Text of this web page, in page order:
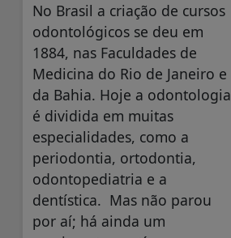
No Brasil a criação de cursos
odontológicos se deu em
1884, nas Faculdades de
Medicina do Rio de Janeiro e
da Bahia. Hoje a odontologia
é dividida em muitas
especialidades, como a
periodontia, ortodontia,
odontopediatria e a
dentística. Mas não parou
por aí; há ainda um